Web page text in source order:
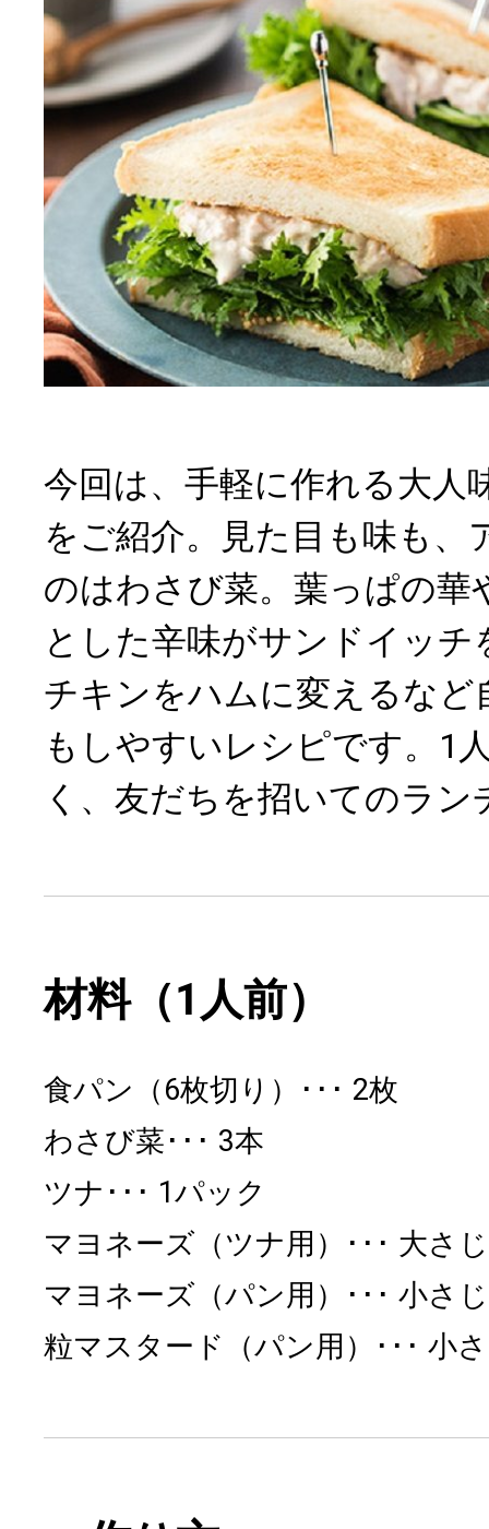
今回は、手軽に作れる大人
をご紹介。見た目も味も、
のはわさび菜。葉っぱの華
とした辛味がサンドイッ
チキンをハムに変えるなど
もしやすいレシピです。1
く、友だちを招いてのラ
材料（1人前）
食パン（6枚切り）
2枚
わさび菜
3本
ツナ
1パック
マヨネーズ（ツナ用）
大さ
マヨネーズ（パン用）
小さ
粒マスタード（パン用）
小